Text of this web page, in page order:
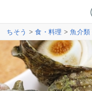
ちそう >食・料理 >魚介類